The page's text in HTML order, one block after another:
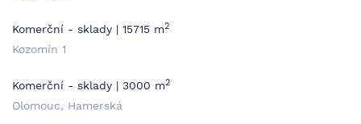
Komerční - sklady | 15715 m2
Kozomín 1
Komerční - sklady | 3000 m2
Olomouc, Hamerská